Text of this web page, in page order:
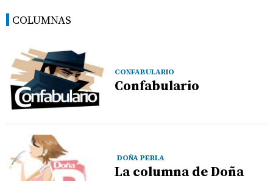
COLUMNAS
CONFABULARIO
Confabulario
DOÑA PERLA
La columna de Doña